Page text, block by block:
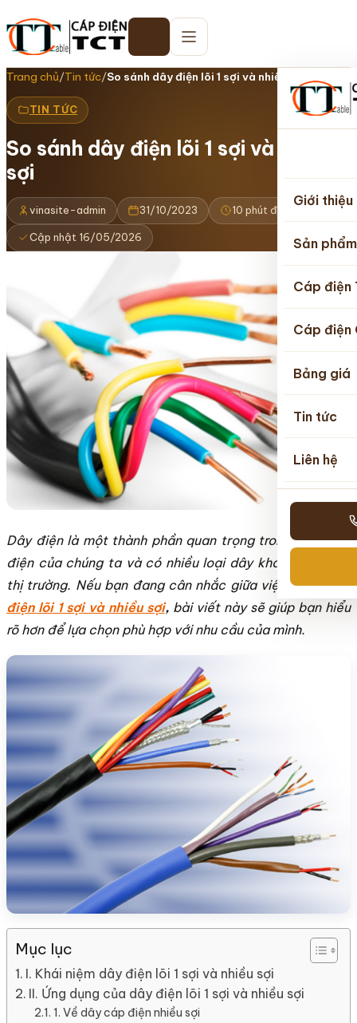
Giới thiệu
Sản phẩm
Cáp điện
Cáp điện
Bảng giá
Tin tức
Liên hệ
Trang chủ/Tin tức/So sánh dây điện lõi 1 sợi và nhiều…
TIN TỨC
So sánh dây điện lõi 1 sợi và nhiều
sợi
vinasite-admin 31/10/2023 10 phút đọc
Cập nhật 16/05/2026
Dây điện là một thành phần quan trọng trong hệ thống
điện của chúng ta và có nhiều loại dây khác nhau trên
thị trường. Nếu bạn đang cân nhắc giữa việc chọndây
điện lõi 1 sợi và nhiều sợi, bài viết này sẽ giúp bạn hiểu
rõ hơn để lựa chọn phù hợp với nhu cầu của mình.
Mục lục
I. Khái niệm dây điện lõi 1 sợi và nhiều sợi
II. Ứng dụng của dây điện lõi 1 sợi và nhiều sợi
1. Về dây cáp điện nhiều sợi